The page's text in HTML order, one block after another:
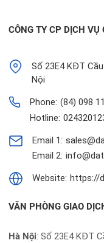
CÔNG TY CP DỊCH VỤ
Số 23E4 KĐT
Nội
Phone: (84) 098
Hotline:
Email 1:
Email 2:
Website: https://
VĂN PHÒNG GIAO
Hà Nội: Số 23E4 KĐT